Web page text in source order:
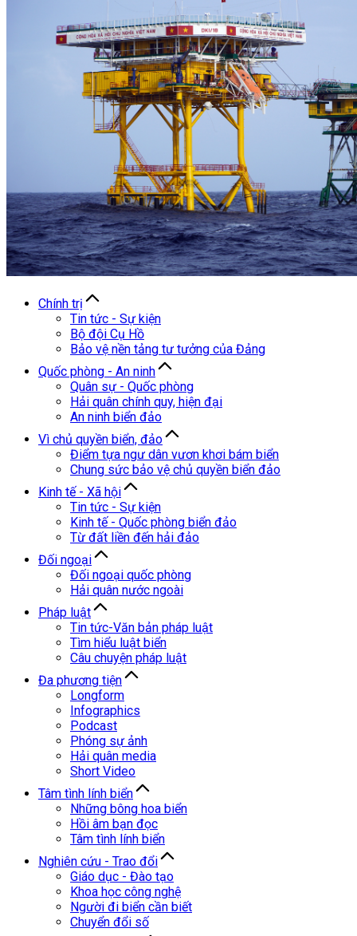
Chính trị
Tin tức - Sự kiện
Bộ đội Cụ Hồ
Bảo vệ nền tảng tư tưởng của Đảng
Quốc phòng - An ninh
Quân sự - Quốc phòng
Hải quân chính quy, hiện đại
An ninh biển đảo
Vì chủ quyền biển, đảo
Điểm tựa ngư dân vươn khơi bám biển
Chung sức bảo vệ chủ quyền biển đảo
Kinh tế - Xã hội
Tin tức - Sự kiện
Kinh tế - Quốc phòng biển đảo
Từ đất liền đến hải đảo
Đối ngoại
Đối ngoại quốc phòng
Hải quân nước ngoài
Pháp luật
Tin tức-Văn bản pháp luật
Tìm hiểu luật biển
Câu chuyện pháp luật
Đa phương tiện
Longform
Infographics
Podcast
Phóng sự ảnh
Hải quân media
Short Video
Tâm tình lính biển
Những bông hoa biển
Hồi âm bạn đọc
Tâm tình lính biển
Nghiên cứu - Trao đổi
Giáo dục - Đào tạo
Khoa học công nghệ
Người đi biển cần biết
Chuyển đổi số